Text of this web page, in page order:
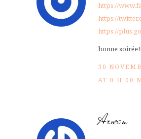
https://
https://
https://
bonne soirée!!
30
AT 0 H 00
Arwen